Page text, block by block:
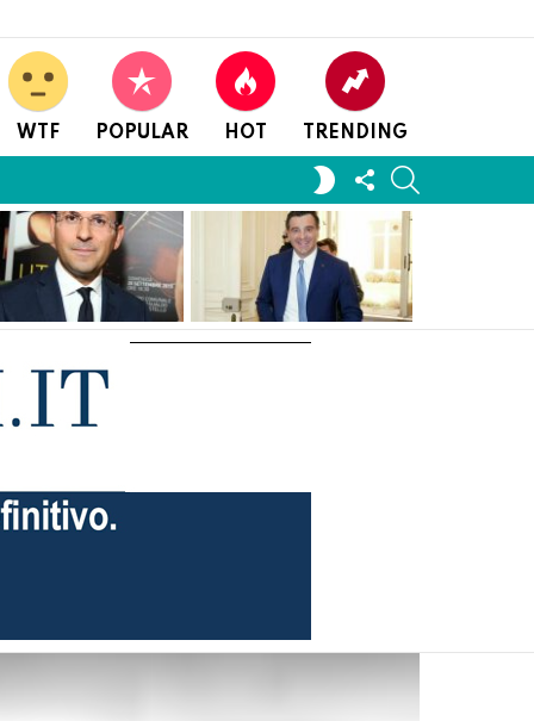
WTF POPULAR HOT TRENDING
SWITCH
SKIN
FOLLOW
US